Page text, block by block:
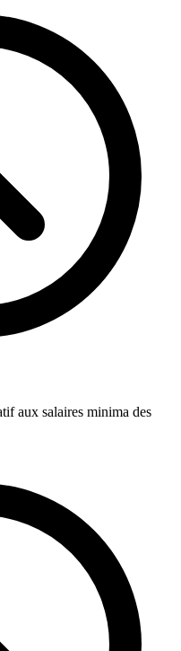
aux salaires minima des